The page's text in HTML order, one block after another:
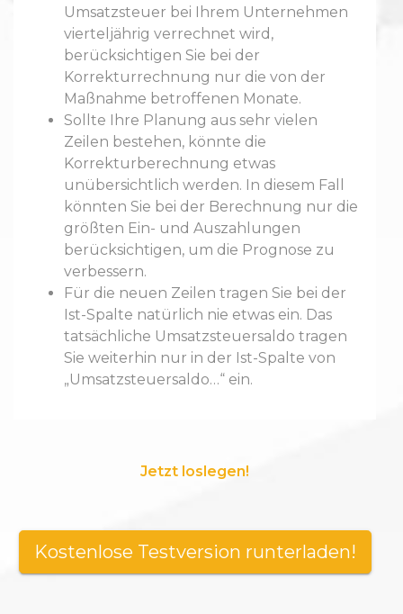
Umsatzsteuer bei Ihrem Unternehmen
vierteljährig verrechnet wird,
berücksichtigen Sie bei der
Korrekturrechnung nur die von der
Maßnahme betroffenen Monate.
Sollte Ihre Planung aus sehr vielen
Zeilen bestehen, könnte die
Korrekturberechnung etwas
unübersichtlich werden. In diesem Fall
könnten Sie bei der Berechnung nur die
größten Ein- und Auszahlungen
berücksichtigen, um die Prognose zu
verbessern.
Für die neuen Zeilen tragen Sie bei der
Ist-Spalte natürlich nie etwas ein. Das
tatsächliche Umsatzsteuersaldo tragen
Sie weiterhin nur in der Ist-Spalte von
„Umsatzsteuersaldo…“ ein.
Jetzt loslegen!
Kostenlose Testversion runterladen!